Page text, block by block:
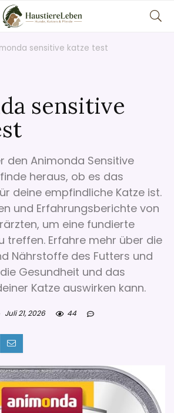
sensitive katze test
sensitive
den Animonda Sensitive
heraus, ob es das
deine empfindliche Katze ist.
und Erfahrungsberichte von
um eine fundierte
treffen. Erfahre mehr über die
Nährstoffe des Futters und
Gesundheit und das
Katze auswirken kann.
Juli 21, 2026 44